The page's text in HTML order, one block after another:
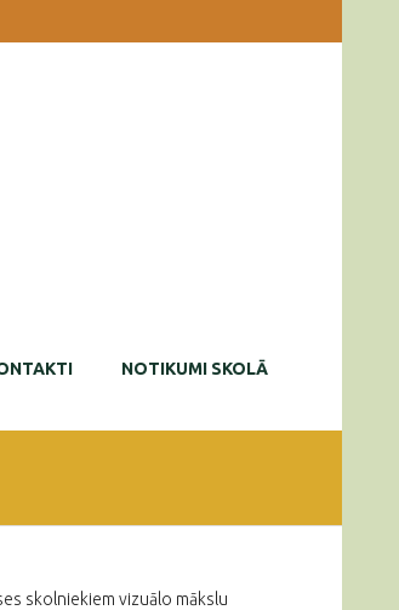
NOTIKUMI SKOLĀ
skolniekiem vizuālo mākslu